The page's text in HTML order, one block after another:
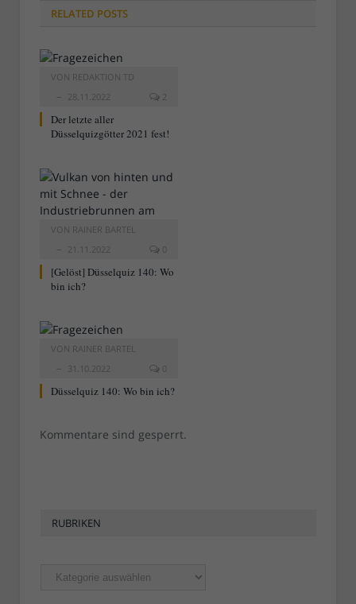
RELATED POSTS
VON REDAKTION TD
28.11.2022
2
Der letzte aller
Düsselquizgötter 2021 fest!
VON RAINER BARTEL
21.11.2022
0
[Gelöst] Düsselquiz 140: Wo
bin ich?
VON RAINER BARTEL
31.10.2022
0
Düsselquiz 140: Wo bin ich?
Kommentare sind gesperrt.
RUBRIKEN
Rubriken